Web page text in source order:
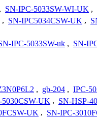
, SN-IPC-5033SW-WI-UK ,
, SN-IPC5034CSW-UK ,
IPC-5033SW-uk , SN-
, gb-204 , IPC-
5030CSW-UK , SN-HSP-
UK , SN-IPC-